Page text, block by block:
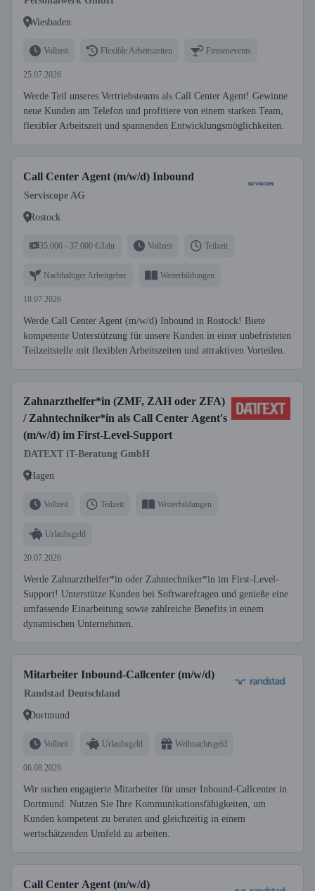
Wiesbaden
Vollzeit Flexible Arbeitszeiten Firmenevents
25.07.2026
Werde Teil unseres Vertriebsteams als Call Center Agent! Gewinne
neue Kunden am Telefon und profitiere von einem starken Team,
flexibler Arbeitszeit und spannenden Entwicklungsmöglichkeiten.
Call Center Agent (m/w/d) Inbound
Serviscope AG
Rostock
35.000 - 37.000 €/Jahr Vollzeit Teilzeit
Nachhaltiger Arbeitgeber Weiterbildungen
18.07.2026
Werde Call Center Agent (m/w/d) Inbound in Rostock! Biete
kompetente Unterstützung für unsere Kunden in einer unbefristeten
Teilzeitstelle mit flexiblen Arbeitszeiten und attraktiven Vorteilen.
Zahnarzthelfer*in (ZMF, ZAH oder ZFA)
/ Zahntechniker*in als Call Center Agent's
(m/w/d) im First-Level-Support
DATEXT iT-Beratung GmbH
Hagen
Vollzeit Teilzeit Weiterbildungen
Urlaubsgeld
20.07.2026
Werde Zahnarzthelfer*in oder Zahntechniker*in im First-Level-
Support! Unterstütze Kunden bei Softwarefragen und genieße eine
umfassende Einarbeitung sowie zahlreiche Benefits in einem
dynamischen Unternehmen.
Mitarbeiter Inbound-Callcenter (m/w/d)
Randstad Deutschland
Dortmund
Vollzeit Urlaubsgeld Weihnachtsgeld
06.08.2026
Wir suchen engagierte Mitarbeiter für unser Inbound-Callcenter in
Dortmund. Nutzen Sie Ihre Kommunikationsfähigkeiten, um
Kunden kompetent zu beraten und gleichzeitig in einem
wertschätzenden Umfeld zu arbeiten.
Call Center Agent (m/w/d)